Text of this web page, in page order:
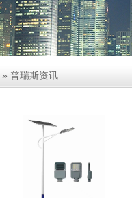
» 普瑞斯资讯